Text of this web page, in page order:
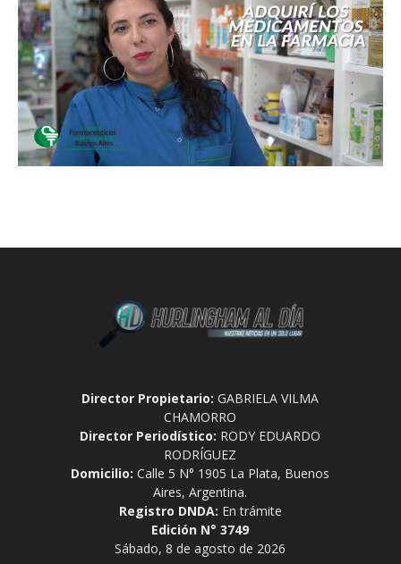
Director Propietario: GABRIELA VILMA
CHAMORRO
Director Periodístico: RODY EDUARDO
RODRÍGUEZ
Domicilio: Calle 5 N° 1905 La Plata, Buenos
Aires, Argentina.
Registro DNDA: En trámite
Edición N° 3749
Sábado, 8 de agosto de 2026